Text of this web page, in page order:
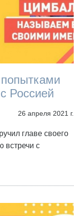
Россией
26 апреля 2021 г.
главе своего
встречи с